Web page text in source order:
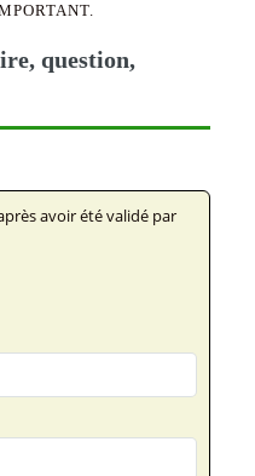
question,
avoir été validé par